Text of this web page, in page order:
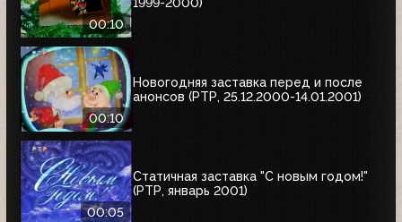
00:10
00:10
Новогодняя заставка перед и после
анонсов (РТР, 25.12.2000-14.01.2001)
00:05
Статичная заставка "С новым годом!"
(РТР, январь 2001)